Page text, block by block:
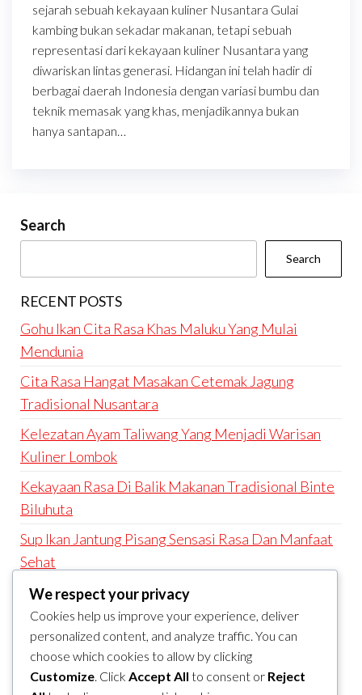
sejarah sebuah kekayaan kuliner Nusantara Gulai
kambing bukan sekadar makanan, tetapi sebuah
representasi dari kekayaan kuliner Nusantara yang
diwariskan lintas generasi. Hidangan ini telah hadir di
berbagai daerah Indonesia dengan variasi bumbu dan
teknik memasak yang khas, menjadikannya bukan
hanya santapan…
Search
Search
RECENT POSTS
Gohu Ikan Cita Rasa Khas Maluku Yang Mulai
Mendunia
Cita Rasa Hangat Masakan Cetemak Jagung
Tradisional Nusantara
Kelezatan Ayam Taliwang Yang Menjadi Warisan
Kuliner Lombok
Kekayaan Rasa Di Balik Makanan Tradisional Binte
Biluhuta
Sup Ikan Jantung Pisang Sensasi Rasa Dan Manfaat
Sehat
RECENT COMMENTS
A WordPress CommenteronHello world!
ARCHIVES
November 2025
We respect your privacy
Cookies help us improve your experience, deliver
personalized content, and analyze traffic. You can
choose which cookies to allow by clicking
Customize. Click Accept All to consent or Reject